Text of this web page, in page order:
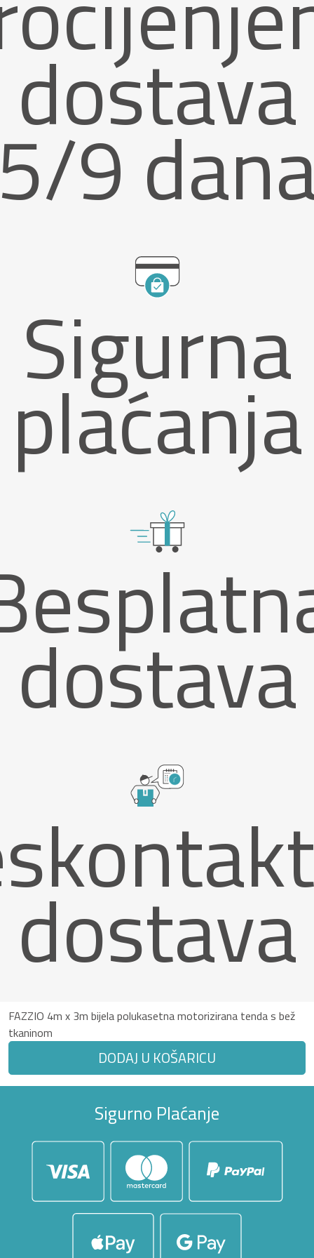
dostava
9
Sigurna
plaćanja
dostava
dostava
FAZZIO 4m x 3m bijela polukasetna motorizirana tenda s bež
tkaninom
DODAJ U KOŠARICU
Sigurno Plaćanje